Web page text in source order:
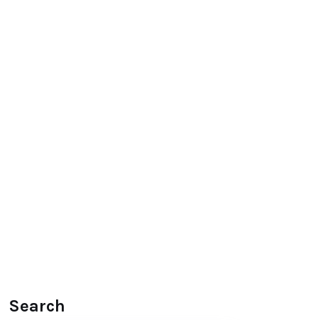
Search